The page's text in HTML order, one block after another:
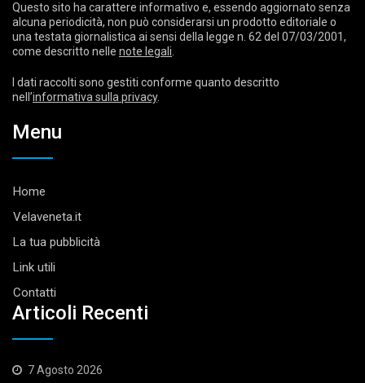
Questo sito ha carattere informativo e, essendo aggiornato senza
alcuna periodicità, non può considerarsi un prodotto editoriale o
una testata giornalistica ai sensi della legge n. 62 del 07/03/2001,
come descritto nelle note legali
I dati raccolti sono gestiti conforme quanto descritto
nell’informativa sulla privacy.
Menu
Home
Velaveneta.it
La tua pubblicità
Link utili
Contatti
Articoli Recenti
7 Agosto 2026